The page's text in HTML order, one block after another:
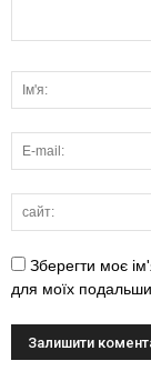
Зберегти моє
для моїх